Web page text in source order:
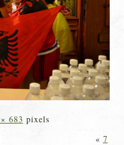
683 pixels
« 7